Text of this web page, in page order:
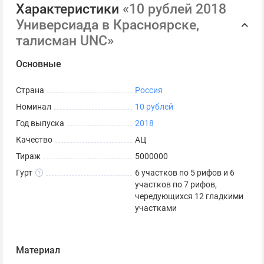
Гурта: 6 участков по 5 рифов и 6 участков по 7 рифов,
чередующихся 12 гладкими участками.
Характеристики «10 рублей 2018
Универсиада в Красноярске,
талисман UNC»
Основные
Страна
Россия
Номинал
10 рублей
Год выпуска
2018
Качество
АЦ
Тираж
5000000
Гурт
6 участков по 5 рифов и 6
участков по 7 рифов,
чередующихся 12 гладкими
участками
Материал